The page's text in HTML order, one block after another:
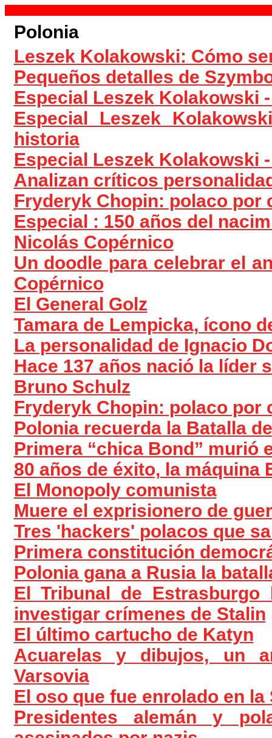
Polonia
Leszek Kolakowski: Cómo
Pequeños detalles de
Especial Leszek Kolakowski
Especial Leszek
historia
Especial Leszek Kolakowski
Analizan críticos
Fryderyk Chopin: polaco por
Especial : 150 años del
Nicolás Copérnico
Un doodle para celebrar el
Copérnico
El General Golz
Tamara de Lempicka, ícono
La personalidad de Ignacio
Hace 137 años nació la líder
Bruno Schulz
Fryderyk Chopin: polaco por
Polonia recuerda la Batalla
Primera “chica Bond” murió
80 años de éxito, la máquina
El Monopoly comunista
Muere el exprisionero de
Tres 'hackers' polacos que
Primera constitución
Polonia gana a Rusia la
El Tribunal de
investigar crímenes de Stalin
El último cartucho de Katyn
Acuarelas y dibujos, un
Varsovia
El oso que fue enrolado en
Presidentes alemán y